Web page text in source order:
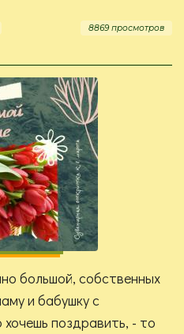
8869 просмотров
большой, собственных
и бабушку с
поздравить, - то